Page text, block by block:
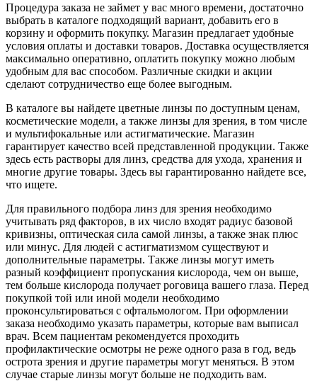
Процедура заказа не займет у вас много времени, достаточно
выбрать в каталоге подходящий вариант, добавить его в
корзину и оформить покупку. Магазин предлагает удобные
условия оплаты и доставки товаров. Доставка осуществляется
максимально оперативно, оплатить покупку можно любым
удобным для вас способом. Различные скидки и акции
сделают сотрудничество еще более выгодным.
В каталоге вы найдете цветные линзы по доступным ценам,
косметические модели, а также линзы для зрения, в том числе
и мультифокальные или астигматические. Магазин
гарантирует качество всей представленной продукции. Также
здесь есть растворы для линз, средства для ухода, хранения и
многие другие товары. Здесь вы гарантированно найдете все,
что ищете.
Для правильного подбора линз для зрения необходимо
учитывать ряд факторов, в их число входят радиус базовой
кривизны, оптическая сила самой линзы, а также знак плюс
или минус. Для людей с астигматизмом существуют и
дополнительные параметры. Также линзы могут иметь
разный коэффициент пропускания кислорода, чем он выше,
тем больше кислорода получает роговица вашего глаза. Перед
покупкой той или иной модели необходимо
проконсультироваться с офтальмологом. При оформлении
заказа необходимо указать параметры, которые вам выписал
врач. Всем пациентам рекомендуется проходить
профилактические осмотры не реже одного раза в год, ведь
острота зрения и другие параметры могут меняться. В этом
случае старые линзы могут больше не подходить вам.